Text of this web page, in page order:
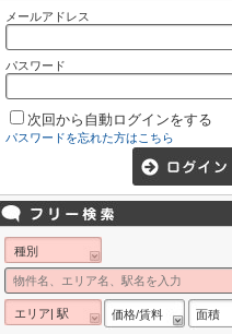
メールアドレス
パスワード
次回から自動ログインをする
パスワードを忘れた方はこちら
種別
エリア| 駅 価格/賃料 面積